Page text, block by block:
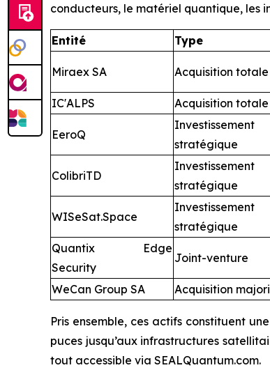
conducteurs, le matériel quantique, les
Entité Type
Miraex SA Acquisition totale
IC'ALPS
Acquisition totale
EeroQ
Investissement
stratégique
ColibriTD
Investissement
stratégique
WISeSat.Space
Investissement
stratégique
Quantix Edge
Security
Joint-venture
WeCan Group SA Acquisition
Pris ensemble, ces actifs constituent
puces jusqu’aux infrastructures
tout accessible via SEALQuantum.com.